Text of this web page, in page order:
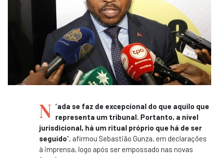
“
N
ada se faz de excepcional do que aquilo que
representa um tribunal. Portanto, a nível
jurisdicional, há um ritual próprio que há de ser
seguido”, afirmou Sebastião Gunza, em declarações
à imprensa, logo após ser empossado nas novas